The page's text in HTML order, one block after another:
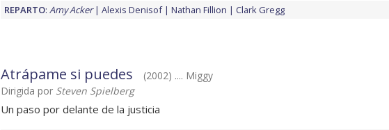
REPARTO: Amy Acker Alexis Denisof Nathan Fillion Clark Gregg
Atrápame si puedes
(2002) .... Miggy
Dirigida por Steven Spielberg
Un paso por delante de la justicia